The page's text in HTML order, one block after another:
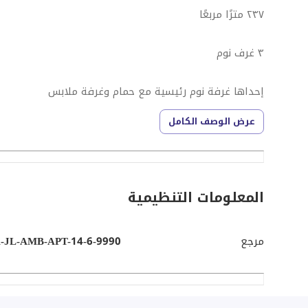
٢٣٧ مترًا مربعًا
٣ غرف نوم
إحداها غرفة نوم رئيسية مع حمام وغرفة ملابس
خزائن مطبخ
غرفة مربية مع حمام
استقبال
غرفة سائق
السعر المطلوب:
عرض الوصف الكامل
المعلومات التنظيمية
مرجع AMB-APT-14-6-9990